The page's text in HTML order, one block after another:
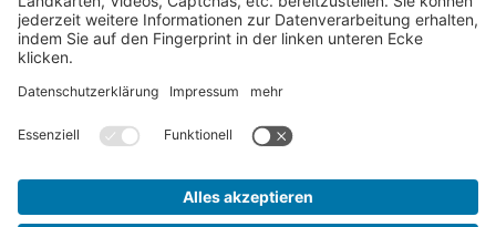
Kleidung spenden
Blut spenden
Mitgliedschaft
Datenschutz­beauftragter / Medizin­produkte­
Herr Oliver Hergenröther